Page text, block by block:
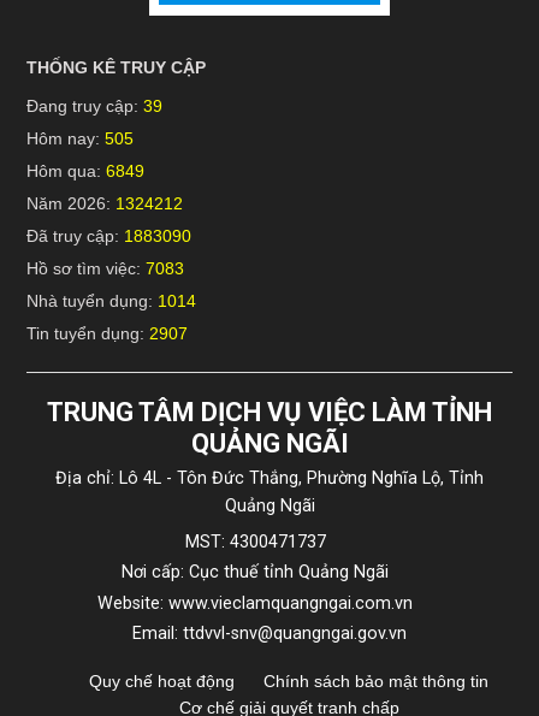
THỐNG KÊ TRUY CẬP
Đang truy cập: 39
Hôm nay: 505
Hôm qua: 6849
Năm 2026: 1324212
Đã truy cập: 1883090
Hồ sơ tìm việc: 7083
Nhà tuyển dụng: 1014
Tin tuyển dụng: 2907
TRUNG TÂM DỊCH VỤ VIỆC LÀM TỈNH
QUẢNG NGÃI
Địa chỉ: Lô 4L - Tôn Đức Thắng, Phường Nghĩa Lộ, Tỉnh
Quảng Ngãi
MST: 4300471737
Nơi cấp: Cục thuế tỉnh Quảng Ngãi
Website: www.vieclamquangngai.com.vn
Email: ttdvvl-snv@quangngai.gov.vn
Quy chế hoạt động
Chính sách bảo mật thông tin
Cơ chế giải quyết tranh chấp